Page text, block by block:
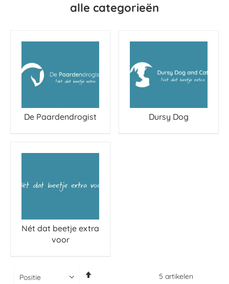
alle categorieën
De Paardendrogist Dursy Dog
Nét dat beetje extra
voor
5 artikelen